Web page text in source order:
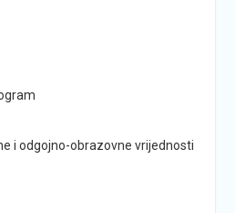
i odgojno-obrazovne vrijednosti